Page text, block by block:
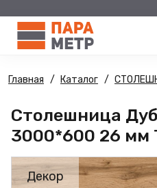
Главная Каталог
Столешница
3000*600 26 мм
Декор